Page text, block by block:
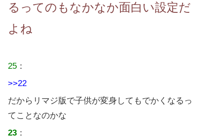
るってのもなかなか面白い設定だ
よね
25 ：
>>22
だからリマジ版で子供が変身してもでかくなるっ
てことなのかな
23 ：